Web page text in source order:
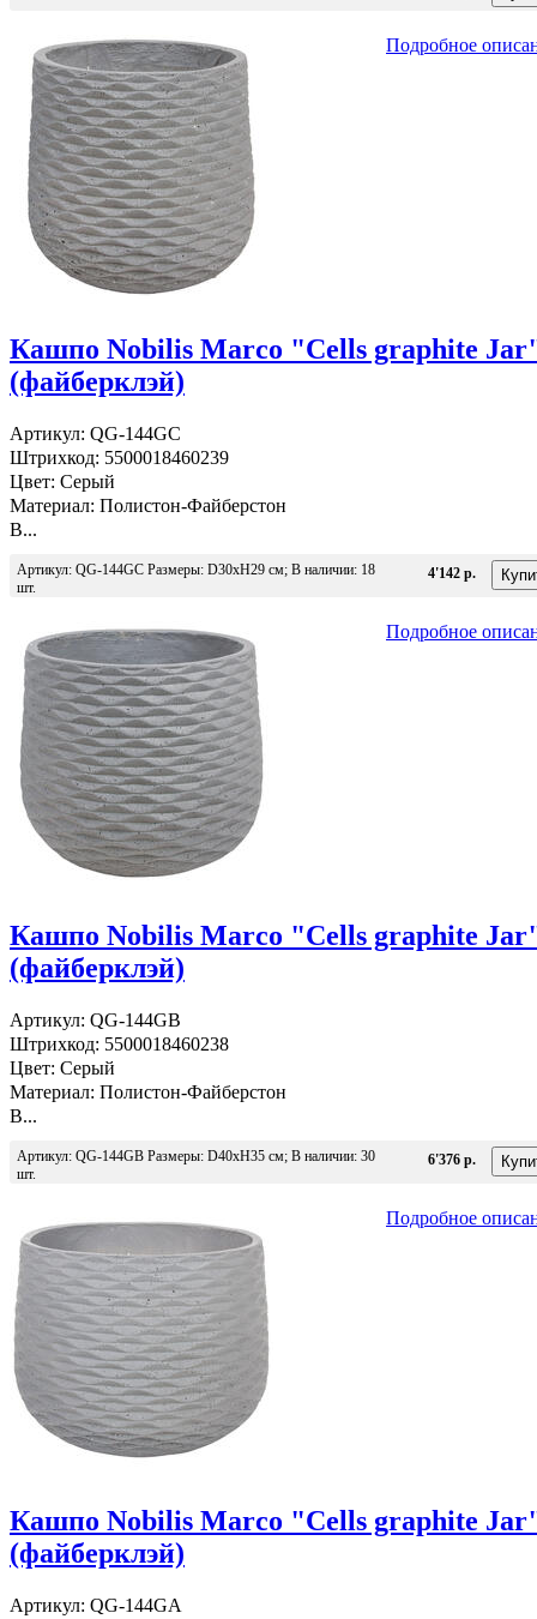
Подробное
Кашпо Nobilis Marco "Cells graphite
(файберклэй)
Артикул: QG-144GC
Штрихкод: 5500018460239
Цвет: Серый
Материал: Полистон-Файберстон
В...
Артикул: QG-144GC Размеры: D30хH29 см; В наличии: 18
шт.
4'142 р.
Подробное
Кашпо Nobilis Marco "Cells graphite
(файберклэй)
Артикул: QG-144GB
Штрихкод: 5500018460238
Цвет: Серый
Материал: Полистон-Файберстон
В...
Артикул: QG-144GB Размеры: D40хH35 см; В наличии: 30
шт.
6'376 р.
Подробное
Кашпо Nobilis Marco "Cells graphite
(файберклэй)
Артикул: QG-144GA